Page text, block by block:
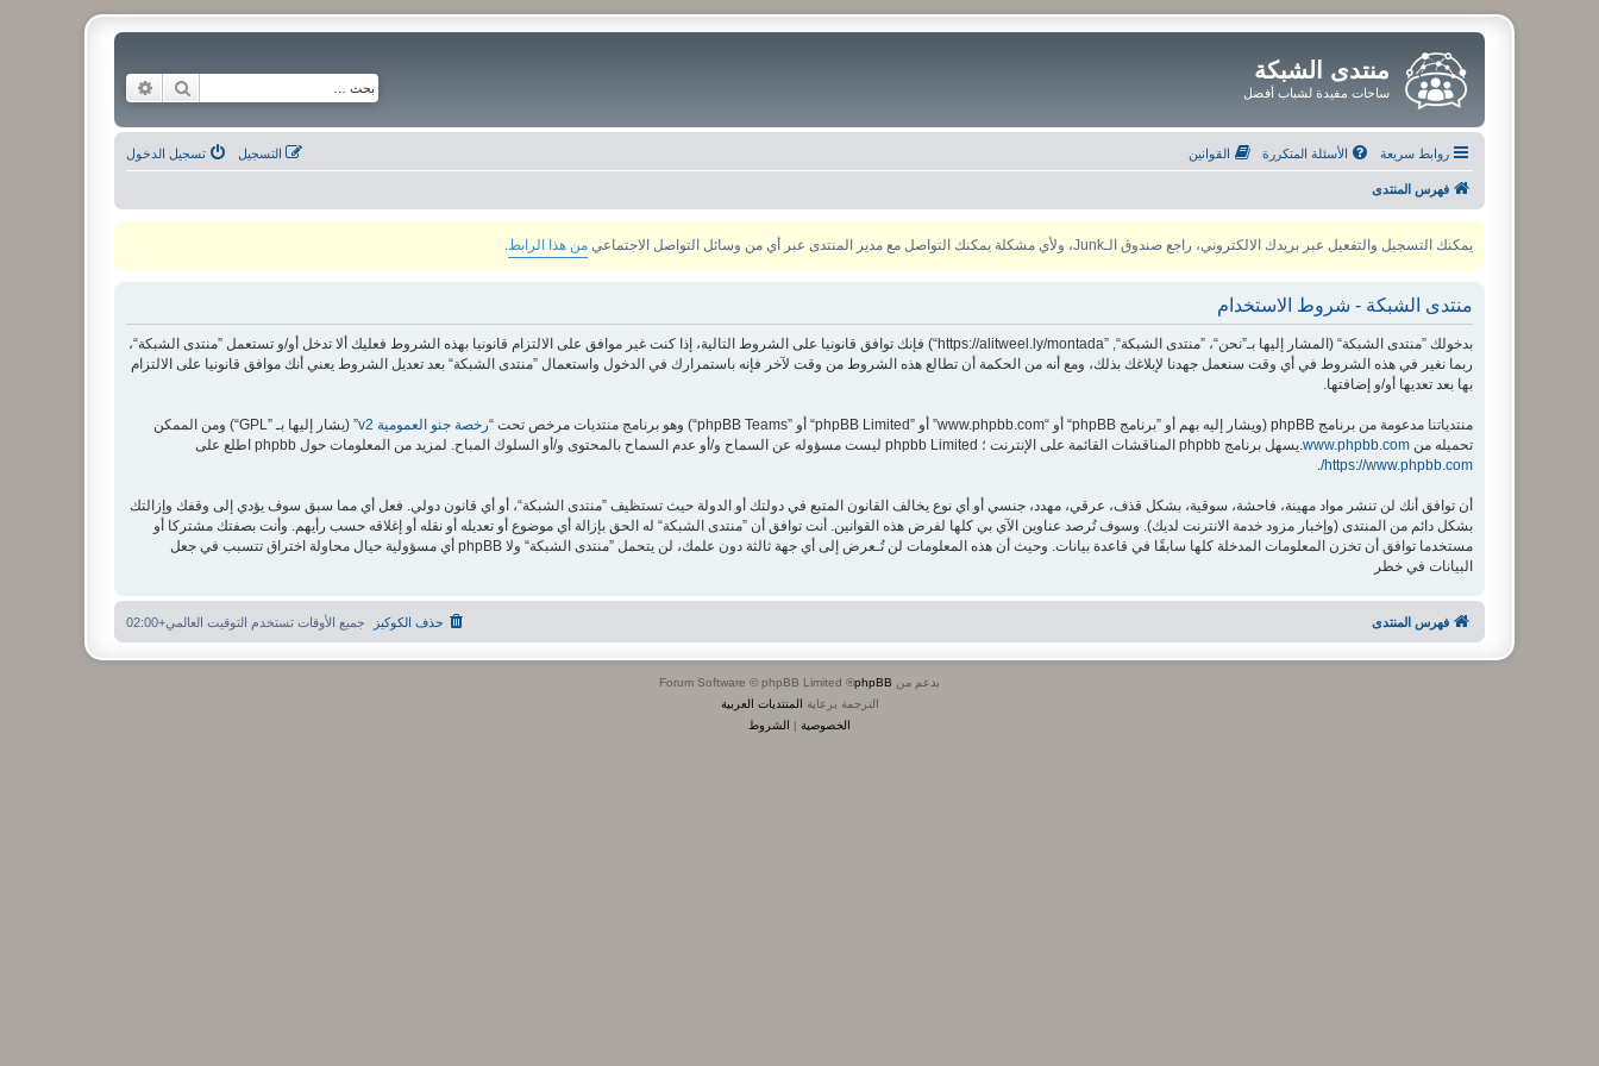
منتدى الشبكة
ساحات مفيدة لشباب أفضل بحث
روابط سريعة الأسئلة المتكررة القوانين تسجيل الدخول التسجيل
فهرس المنتدى
يمكنك التسجيل والتفعيل عبر بريدك الالكتروني، راجع صندوق الـJunk، ولأي مشكلة يمكنك التواصل مع مدير المنتدى عبر أي من وسائل التواصل الاجتماعي من هذا الرابط
منتدى الشبكة - شروط الاستخدام
بدخولك ”منتدى الشبكة“ (المشار إليها بـ”نحن“، ”منتدى الشبكة“, ”https://alitweel.ly/montada“) فإنك توافق قانونيا على الشروط التالية، إذا كنت غير موافق على الالتزام قانونيا بهذه الشروط فعليك ألا تدخل أو/و تستعمل ”منتدى الشبكة“،
ربما نغير في هذه الشروط في أي وقت سنعمل جهدنا لإبلاغك بذلك، ومع أنه من الحكمة أن تطالع هذه الشروط من وقت لآخر فإنه باستمرارك في الدخول واستعمال ”منتدى الشبكة“ بعد تعديل الشروط يعني أنك موافق قانونيا على الالتزام
بها بعد تعديها أو/و إضافتها.
منتدياتنا مدعومة من برنامج phpBB (ويشار إليه بهم أو ”برنامج phpBB“ أو “www.phpbb.com” أو ”phpBB Limited“ أو ”phpBB Teams“) وهو برنامج منتديات مرخص تحت “ رخصة جنو العمومية v2
” (يشار إليها بـ ”GPL“) ومن الممكن
تحميله من www.phpbb.com .يسهل برنامج phpbb المناقشات القائمة على الإنترنت ؛ phpbb Limited ليست مسؤوله عن السماح و/أو عدم السماح بالمحتوى و/أو السلوك المباح. لمزيد من المعلومات حول phpbb اطلع على
https://www.phpbb.com/
أن توافق أنك لن تنشر مواد مهينة، فاحشة، سوقية، بشكل قذف، عرقي، مهدد، جنسي أو أي نوع يخالف القانون المتبع في دولتك أو الدولة حيث تستظيف ”منتدى الشبكة“، أو أي قانون دولي. فعل أي مما سبق سوف يؤدي إلى وقفك وإزالتك
بشكل دائم من المنتدى (وإخبار مزود خدمة الانترنت لديك). وسوف تُرصد عناوين الآي بي كلها لفرض هذه القوانين. أنت توافق أن ”منتدى الشبكة“ له الحق بإزالة أي موضوع أو تعديله أو نقله أو إغلاقه حسب رأيهم. وأنت بصفتك مشتركا أو
مستخدما توافق أن تخزن المعلومات المدخلة كلها سابقًا في قاعدة بيانات. وحيث أن هذه المعلومات لن تُـعرض إلى أي جهة ثالثة دون علمك، لن يتحمل ”منتدى الشبكة“ ولا phpBB أي مسؤولية حيال محاولة اختراق تتسبب في جعل
البيانات في خطر
فهرس المنتدى جميع الأوقات تستخدم التوقيت العالمي+02:00 حذف الكوكيز
بدعم من phpBB
® Forum Software © phpBB Limited
الترجمة برعاية المنتديات العربية
الخصوصية | الشروط